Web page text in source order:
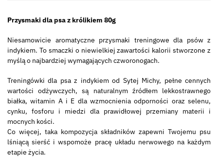
Przysmaki dla psa z królikiem 80g
Niesamowicie aromatyczne przysmaki treningowe dla psów z
indykiem. To smaczki o niewielkiej zawartości kalorii stworzone z
myślą o najbardziej wymagających czworonogach.
Treningówki dla psa z indykiem od Sytej Michy, pełne cennych
wartości odżywczych, są naturalnym źródłem lekkostrawnego
białka, witamin A i E dla wzmocnienia odporności oraz selenu,
cynku, fosforu i miedzi dla prawidłowej przemiany materii i
mocnych kości.
Co więcej, taka kompozycja składników zapewni Twojemu psu
lśniącą sierść i wspomoże pracę układu nerwowego na każdym
etapie życia.